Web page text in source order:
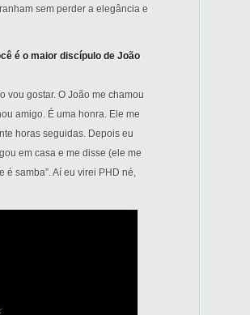
sem perder a elegância e
é o maior discípulo de João
vou gostar. O João me chamou
amigo. É uma honra. Ele me
horas seguidas. Depois eu
em casa e me disse (ele me
é samba”. Aí eu virei PHD né,